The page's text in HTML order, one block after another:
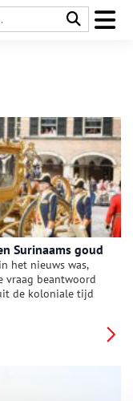
Surinaams goud
het nieuws was,
vraag beantwoord
de koloniale tijd